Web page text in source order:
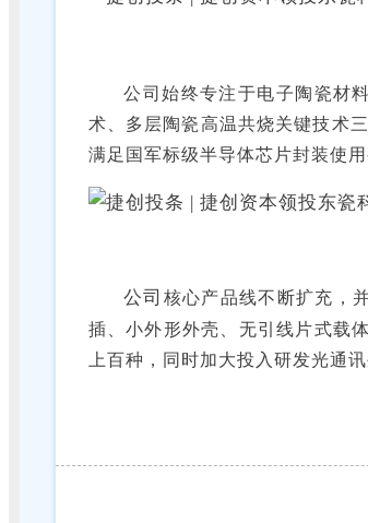
公司始终专注于电子陶瓷材料
术、多层陶瓷高温共烧关键技术
满足国军标级半导体芯片封装使用
公司 核心产品线不断扩充，
插、小外形外壳、无引线片式载
上百种，同时加大投入研发光通